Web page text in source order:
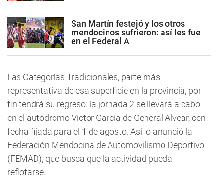
San Martín festejó y los otros
mendocinos sufrieron: así les fue
en el Federal A
Las Categorías Tradicionales, parte más
representativa de esa superficie en la provincia, por
fin tendrá su regreso: la jornada 2 se llevará a cabo
en el autódromo Víctor García de General Alvear, con
fecha fijada para el 1 de agosto. Así lo anunció la
Federación Mendocina de Automovilismo Deportivo
(FEMAD), que busca que la actividad pueda
reflotarse.